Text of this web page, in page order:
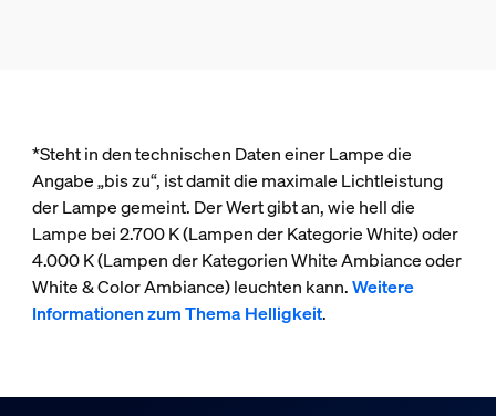
*Steht in den technischen Daten einer Lampe die
Angabe „bis zu“, ist damit die maximale Lichtleistung
der Lampe gemeint. Der Wert gibt an, wie hell die
Lampe bei 2.700 K (Lampen der Kategorie White) oder
4.000 K (Lampen der Kategorien White Ambiance oder
White & Color Ambiance) leuchten kann.Weitere
Informationen zum Thema Helligkeit.